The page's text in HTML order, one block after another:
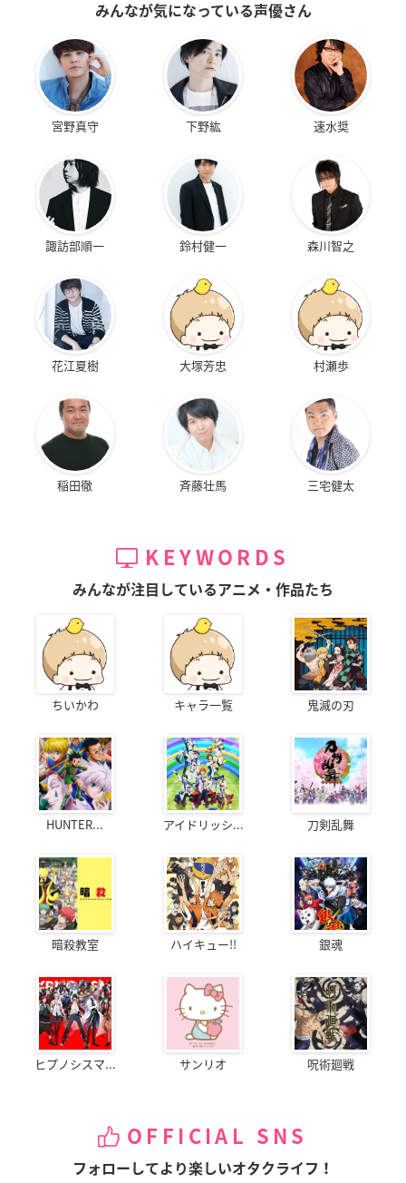
みんなが気になっている声優さん
宮野真守 下野紘 速水奨
諏訪部順一 鈴村健一 森川智之
花江夏樹 大塚芳忠 村瀬歩
稲田徹 斉藤壮馬 三宅健太
KEYWORDS
みんなが注目しているアニメ・作品たち
ちいかわ キャラ一覧 鬼滅の刃
HUNTER... アイドリッシ... 刀剣乱舞
暗殺教室 ハイキュー!! 銀魂
ヒプノシスマ... サンリオ 呪術廻戦
OFFICIAL SNS
フォローしてより楽しいオタクライフ！